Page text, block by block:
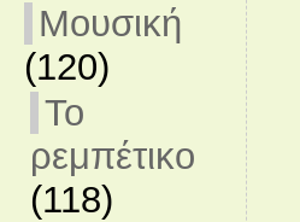
Μουσική
(120)
Το
ρεμπέτικο
(118)